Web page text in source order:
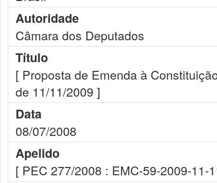
Autoridade
Câmara dos Deputados
Título
[ Proposta de Emenda à
de 11/11/2009 ]
Data
08/07/2008
Apelido
[ PEC 277/2008 : EMC-59-2009-11-